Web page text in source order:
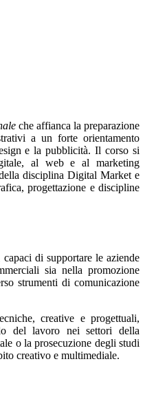
che affianca la preparazione
a un forte orientamento
e la pubblicità. Il corso si
al web e al marketing
disciplina Digital Market e
progettazione e discipline
di supportare le aziende
sia nella promozione
strumenti di comunicazione
creative e progettuali,
del lavoro nei settori della
o la prosecuzione degli studi
creativo e multimediale.